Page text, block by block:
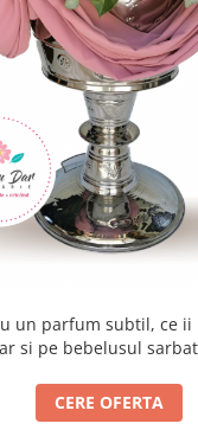
un parfum subtil, ce
si pe bebelusul
CERE OFERTA